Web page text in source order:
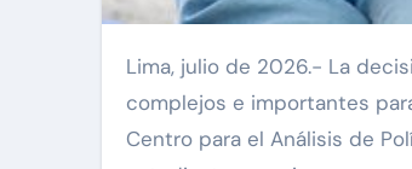
Lima, julio de 2026.- La decisión sobre el futuro profesional representa uno de los desafíos más
complejos e importantes
Centro para el Análisis de